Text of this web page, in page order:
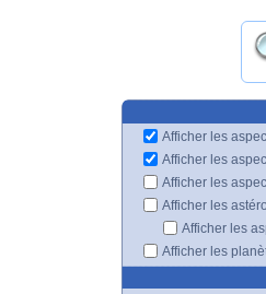
Afficher les
Afficher les
Afficher les
Afficher les
Afficher les
Afficher les